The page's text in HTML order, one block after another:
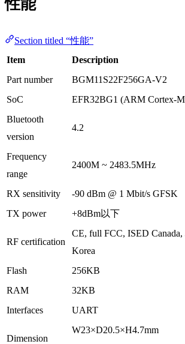
性能
Section titled “性能”
Item
Description
Part number
BGM11S22F256GA-V2
SoC
EFR32BG1 (ARM Cortex-
Bluetooth
version
4.2
Frequency
range
2400M ~ 2483.5MHz
RX sensitivity
-90 dBm @ 1 Mbit/s GFSK
TX power
+8dBm以下
RF certification
CE, full FCC, ISED Canada,
Korea
Flash
256KB
RAM
32KB
Interfaces
UART
Dimension
W23×D20.5×H4.7mm